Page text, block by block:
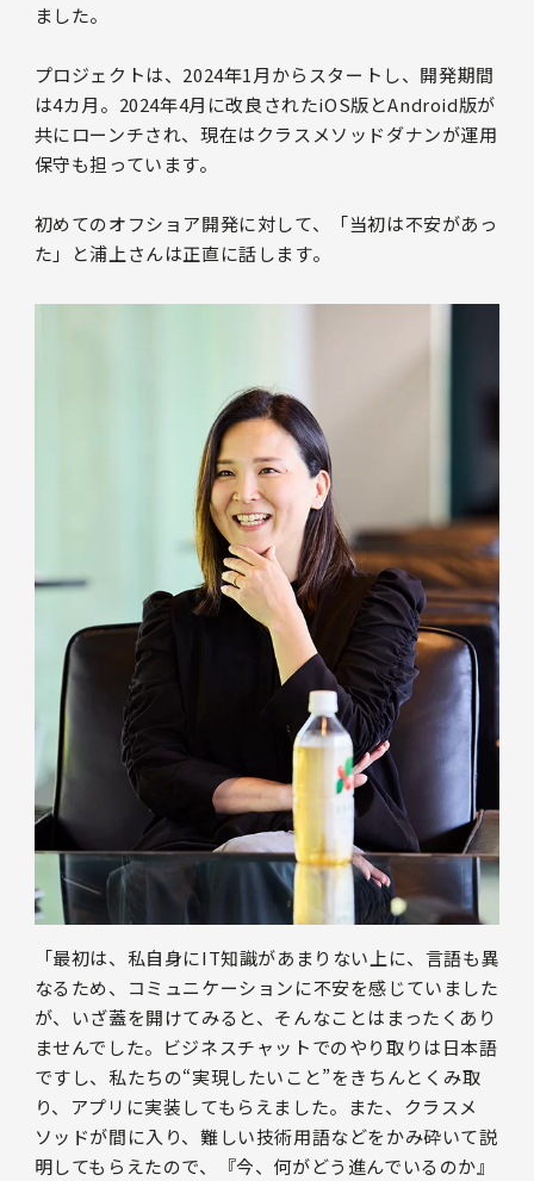
ました。
プロジェクトは、2024年1月からスタートし、開発期間
は4カ月。2024年4月に改良されたiOS版とAndroid版が
共にローンチされ、現在はクラスメソッドダナンが運用
保守も担っています。
初めてのオフショア開発に対して、「当初は不安があっ
た」と浦上さんは正直に話します。
「最初は、私自身にIT知識があまりない上に、言語も異
なるため、コミュニケーションに不安を感じていました
が、いざ蓋を開けてみると、そんなことはまったくあり
ませんでした。ビジネスチャットでのやり取りは日本語
ですし、私たちの“実現したいこと”をきちんとくみ取
り、アプリに実装してもらえました。また、クラスメ
ソッドが間に入り、難しい技術用語などをかみ砕いて説
明してもらえたので、『今、何がどう進んでいるのか』